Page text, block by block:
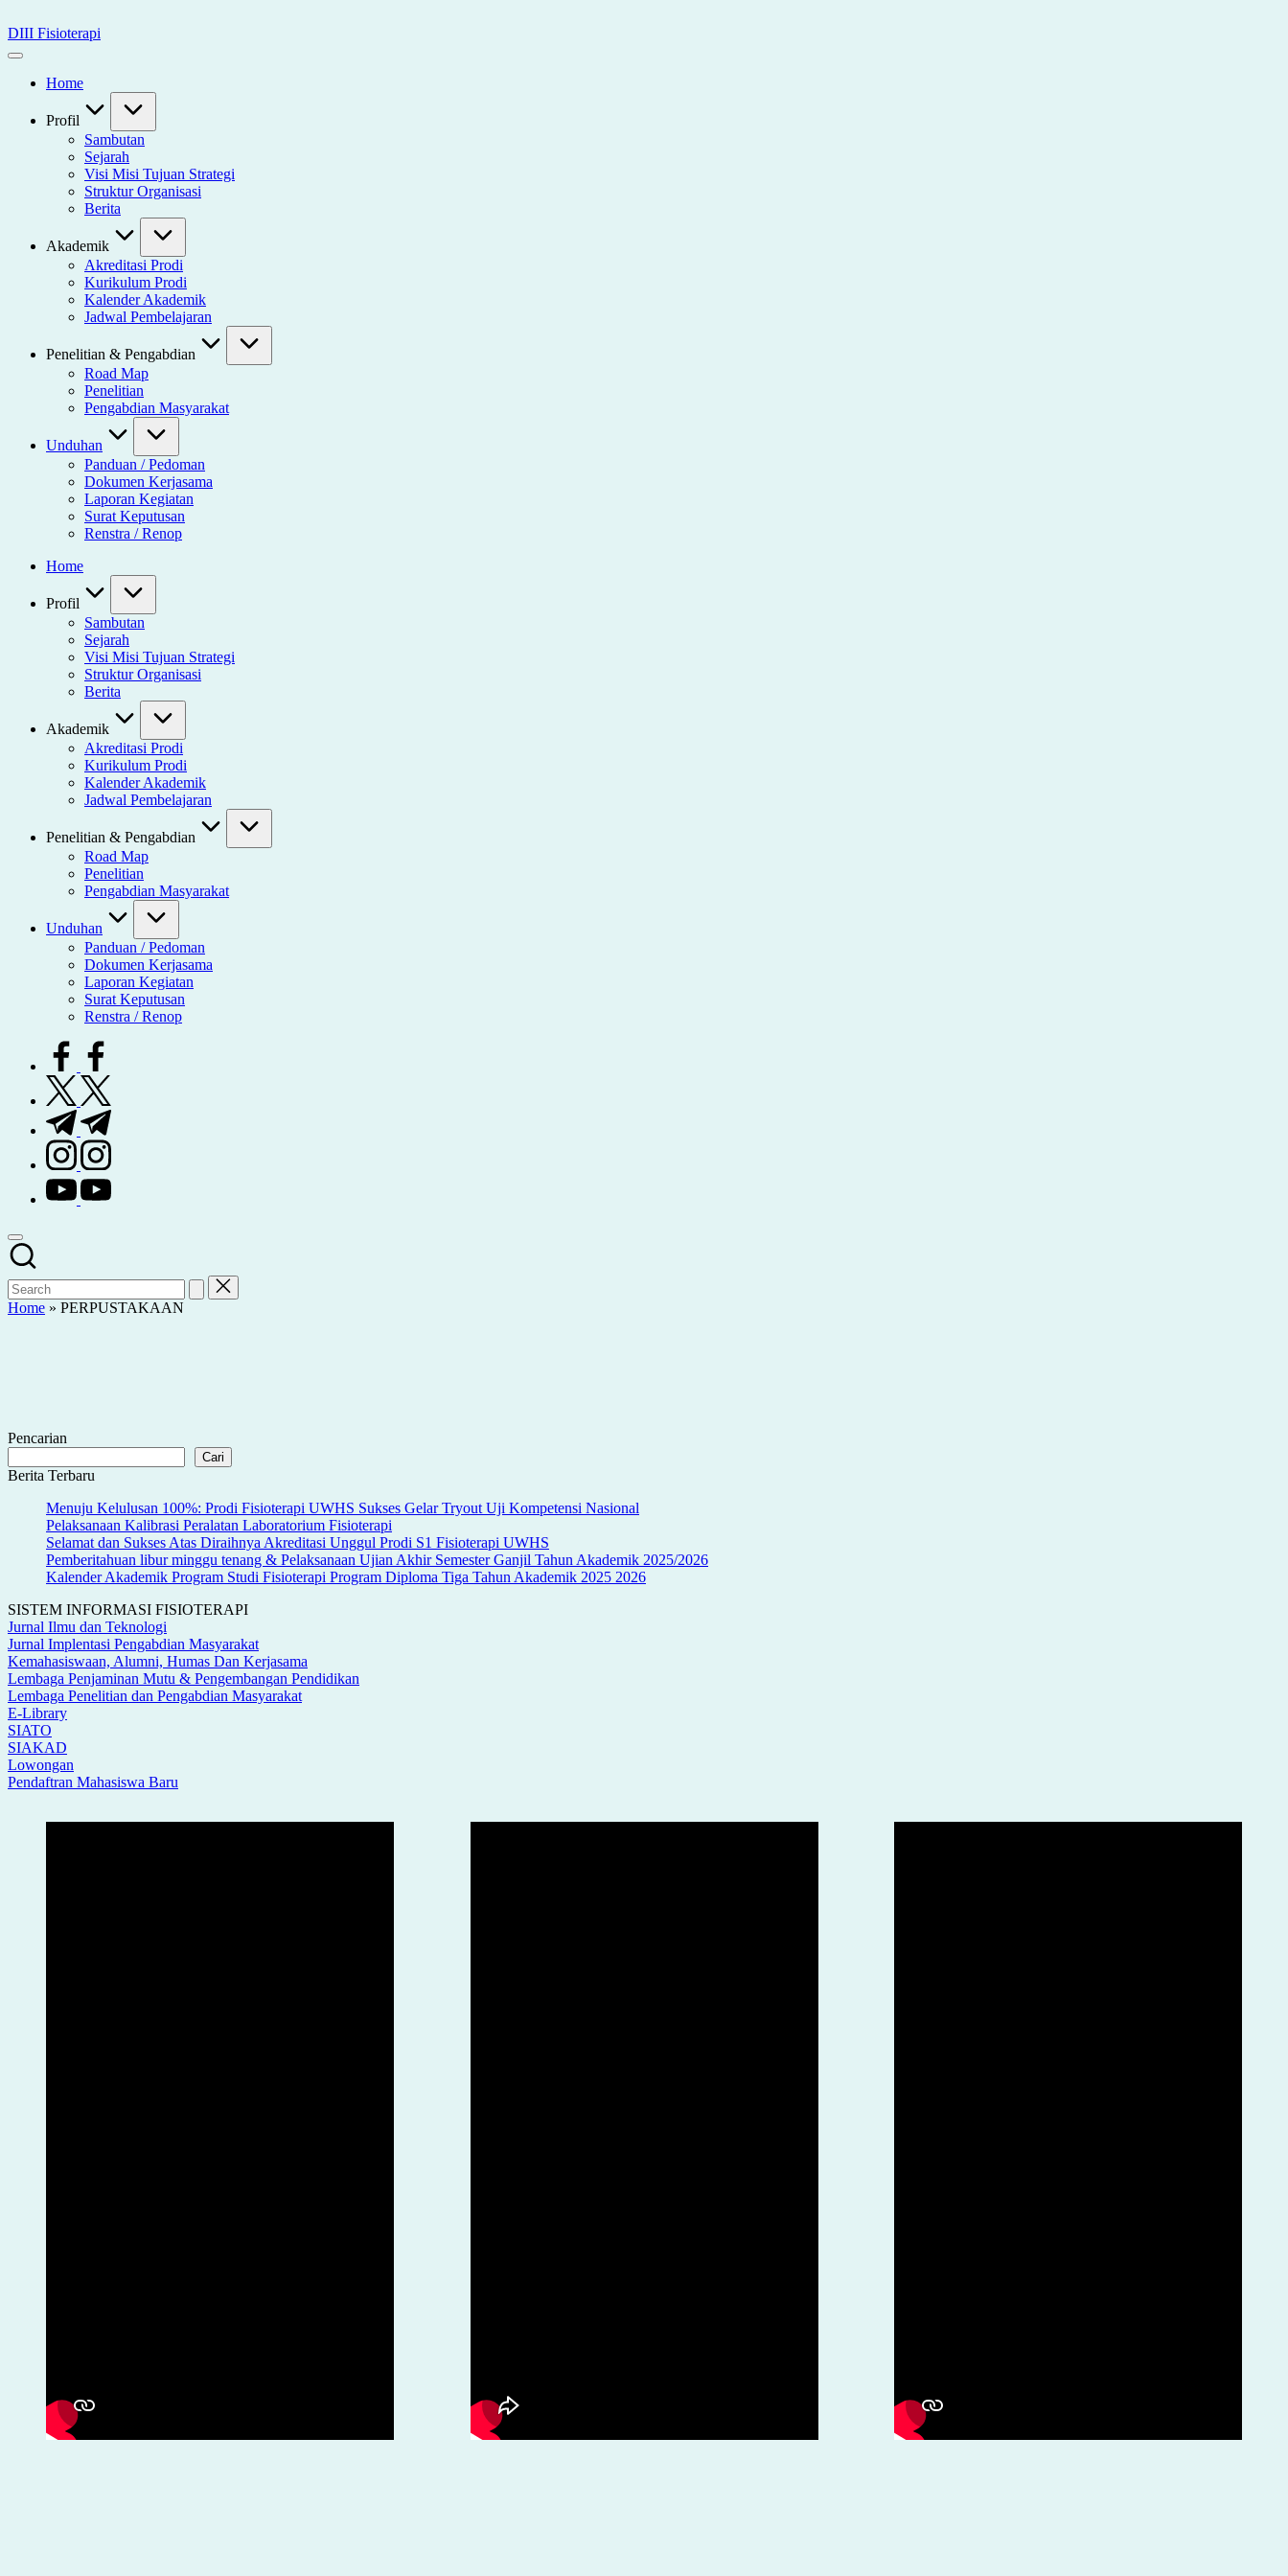
to
content
DIII Fisioterapi
Universitas
HusadaHome
Profil
Sambutan
Sejarah
Visi Misi Tujuan Strategi
Struktur Organisasi
Berita
Akademik
Akreditasi Prodi
Kurikulum Prodi
Kalender Akademik
Jadwal Pembelajaran
Penelitian & Pengabdian
Road Map
Penelitian
Pengabdian Masyarakat
Unduhan
Panduan / Pedoman
Dokumen Kerjasama
Laporan Kegiatan
Surat Keputusan
Renstra / Renop
Home
Profil
Sambutan
Sejarah
Visi Misi Tujuan Strategi
Struktur Organisasi
Berita
Akademik
Akreditasi Prodi
Kurikulum Prodi
Kalender Akademik
Jadwal Pembelajaran
Penelitian & Pengabdian
Road Map
Penelitian
Pengabdian Masyarakat
Unduhan
Panduan / Pedoman
Dokumen Kerjasama
Laporan Kegiatan
Surat Keputusan
Renstra / Renop
facebook.com
twitter.com
t.me
instagram.com
youtube.com
Home » PERPUSTAKAAN
Pencarian
Cari
Berita Terbaru
Menuju Kelulusan 100%: Prodi Fisioterapi UWHS Sukses Gelar Tryout Uji Kompetensi Nasional
Pelaksanaan Kalibrasi Peralatan Laboratorium Fisioterapi
Selamat dan Sukses Atas Diraihnya Akreditasi Unggul Prodi S1 Fisioterapi UWHS
Pemberitahuan libur minggu tenang & Pelaksanaan Ujian Akhir Semester Ganjil Tahun Akademik 2025/2026
Kalender Akademik Program Studi Fisioterapi Program Diploma Tiga Tahun Akademik 2025 2026
SISTEM INFORMASI FISIOTERAPI
Jurnal Ilmu dan Teknologi
Jurnal Implentasi Pengabdian Masyarakat
Kemahasiswaan, Alumni, Humas Dan Kerjasama
Lembaga Penjaminan Mutu & Pengembangan Pendidikan
Lembaga Penelitian dan Pengabdian Masyarakat
E-Library
SIATO
SIAKAD
Lowongan
Pendaftran Mahasiswa Baru